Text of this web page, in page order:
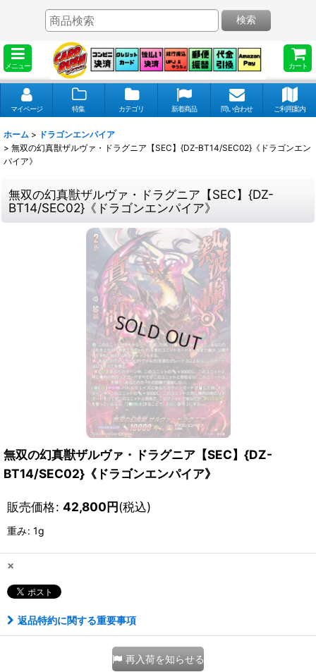
メニュー カート
検索
マイページ 特集 カテゴリ 新着商品 問い合わせ ご利用案内
ホーム > ドラゴンエンパイア
> 無双の幻真獣ザルヴァ・ドラグニア【SEC】{DZ-BT14/SEC02}《ドラゴンエン
パイア》
無双の幻真獣ザルヴァ・ドラグニア【SEC】{DZ-
BT14/SEC02}《ドラゴンエンパイア》
無双の幻真獣ザルヴァ・ドラグニア【SEC】{DZ-
BT14/SEC02}《ドラゴンエンパイア》
販売価格: 42,800円(税込)
重み: 1g
×
返品特約に関する重要事項
再入荷を知らせる